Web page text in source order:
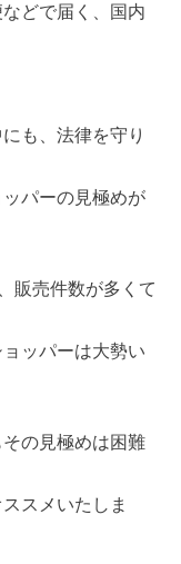
どで届く、国内
も、法律を守り
パーの見極めが
販売件数が多くて
ッパーは大勢い
の見極めは困難
スメいたしま